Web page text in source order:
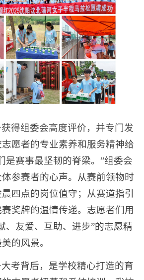
得组委会高度评价，并专门发
愿者的专业素养和服务精神给
是赛事最坚韧的脊梁。”组委会
参赛者的心声。从赛前领物时
四点的岗位值守；从赛道指引
奖牌的温情传递。志愿者们用
、友爱、互助、进步”的志愿精
的风景。
考背后，是学校精心打造的育